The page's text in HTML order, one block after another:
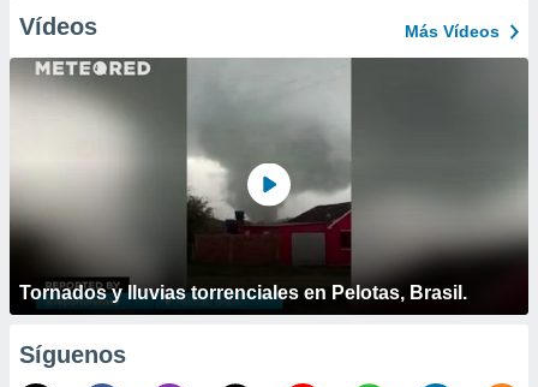
Vídeos Más Vídeos
Tornados y lluvias torrenciales en Pelotas, Brasil.
Síguenos